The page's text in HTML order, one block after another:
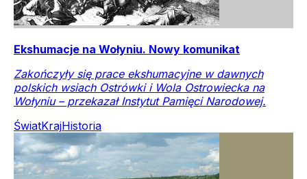
Ekshumacje na Wołyniu. Nowy komunikat
Zakończyły się prace ekshumacyjne w dawnych
polskich wsiach Ostrówki i Wola Ostrowiecka na
Wołyniu – przekazał Instytut Pamięci Narodowej.
ŚwiatKrajHistoria